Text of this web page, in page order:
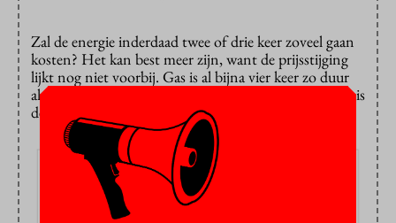
Zal de energie inderdaad twee of drie keer zoveel gaan
kosten? Het kan best meer zijn, want de prijsstijging
lijkt nog niet voorbij. Gas is al bijna vier keer zo duur
als vorig jaar en elektriciteit twee keer zo duur. En het is
de vraag waar het ophoudt.